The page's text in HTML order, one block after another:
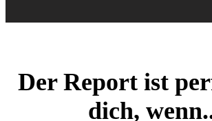
Der Report ist
dich,